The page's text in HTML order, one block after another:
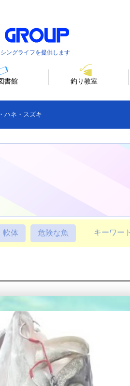
ングライフを提供します
書館 釣り教室
ハネ・スズキ
軟体 危険な魚 キーワー